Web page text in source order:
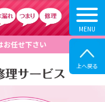
お任せ下さい